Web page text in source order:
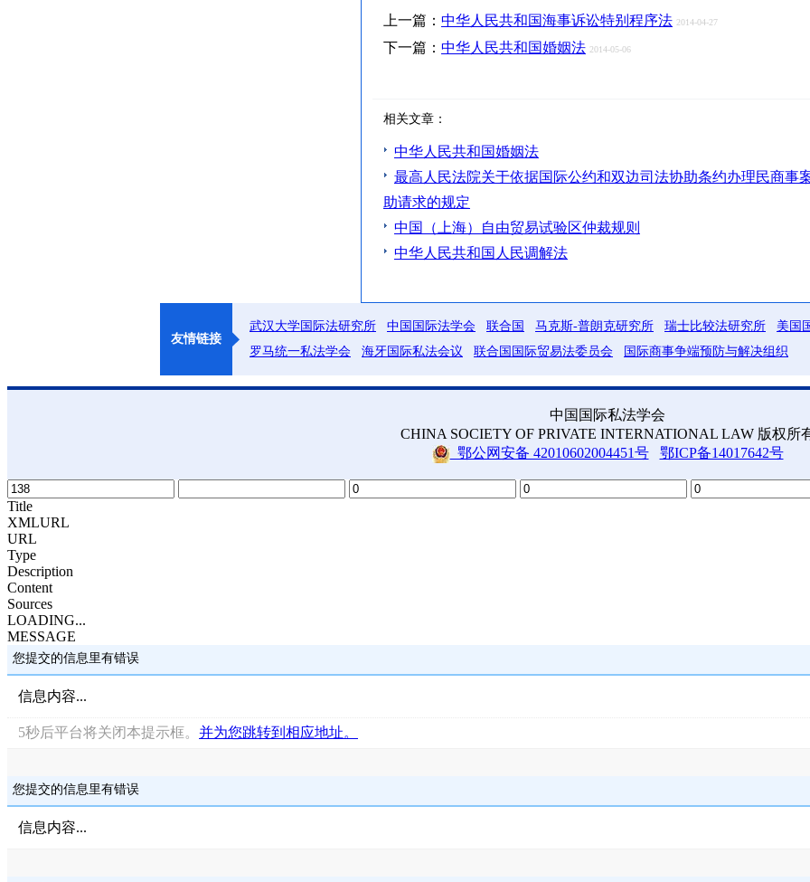
上一篇： 中华人民共和国海事诉讼特别程序法 2014-04-27
下一篇： 中华人民共和国婚姻法 2014-05-06
相关文章：
中华人民共和国婚姻法
最高人民法院关于依据国际公约和双边司法协助条约办理民商事
助请求的规定
中国（上海）自由贸易试验区仲裁规则
中华人民共和国人民调解法
友情链接
武汉大学国际法研究所 中国国际法学会 联合国 马克斯-普朗克研究所 瑞士比较法研究所
美国
罗马统一私法学会
海牙国际私法会议 联合国国际贸易法委员会 国际商事争端预防与解决组织
中国国际私法学会
CHINA SOCIETY OF PRIVATE INTERNATIONAL LAW 版权所
鄂公网安备 42010602004451号
鄂ICP备14017642号
Title
XMLURL
URL
Type
Description
Content
Sources
LOADING...
MESSAGE
您提交的信息里有错误
信息内容...
5秒后平台将关闭本提示框。 并为您跳转到相应地址。
您提交的信息里有错误
信息内容...